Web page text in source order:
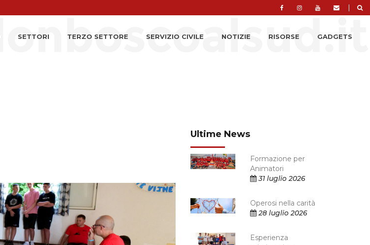
|
SETTORI TERZO SETTORE SERVIZIO CIVILE NOTIZIE RISORSE GADGETS
Ultime News
Formazione per
Animatori
31 luglio 2026
Operosi nella carità
28 luglio 2026
Esperienza